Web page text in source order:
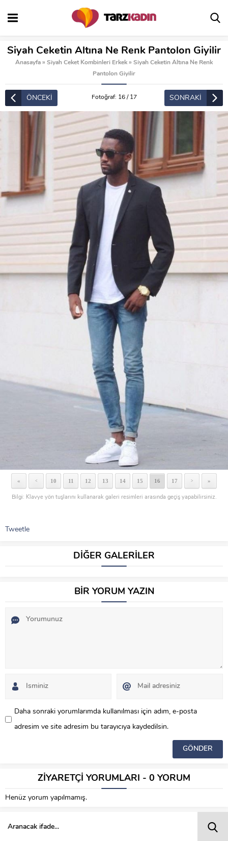
Siyah Ceketin Altına Ne Renk Pantolon Giyilir
Anasayfa » Siyah Ceket Kombinleri Erkek » Siyah Ceketin Altına Ne Renk
Pantolon Giyilir
ÖNCEKİ Fotoğraf: 16 / 17 SONRAKİ
« < 10 11 12 13 14 15 16 17 > »
Bilgi: Klavye yön tuşlarını kullanarak galeri resimleri arasında geçiş yapabilirsiniz.
Tweetle
DİĞER GALERİLER
BİR YORUM YAZIN
Daha sonraki yorumlarımda kullanılması için adım, e-posta
adresim ve site adresim bu tarayıcıya kaydedilsin.
ZİYARETÇİ YORUMLARI - 0 YORUM
Henüz yorum yapılmamış.